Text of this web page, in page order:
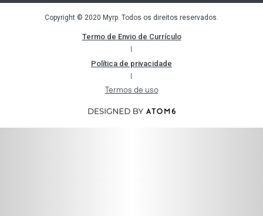
Copyright © 2020 Myrp. Todos os direitos reservados.
Termo de Envio de Currículo
Política de privacidade
Termos de uso